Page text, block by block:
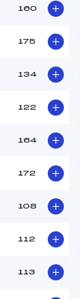
160
175
134
122
164
172
108
112
113